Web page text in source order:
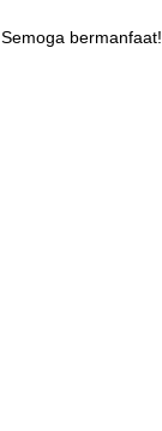
Semoga bermanfaat!